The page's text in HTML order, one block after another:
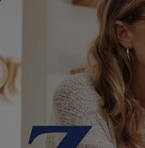
Mais do
riscos,
Cuidamos, para que tudo